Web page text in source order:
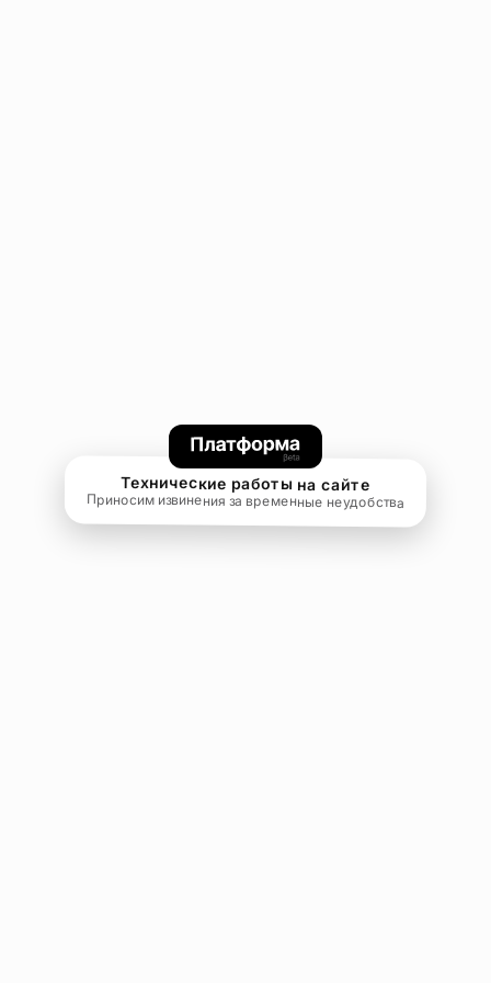
Технические работы на сайте
Приносим извинения за временные неудобства